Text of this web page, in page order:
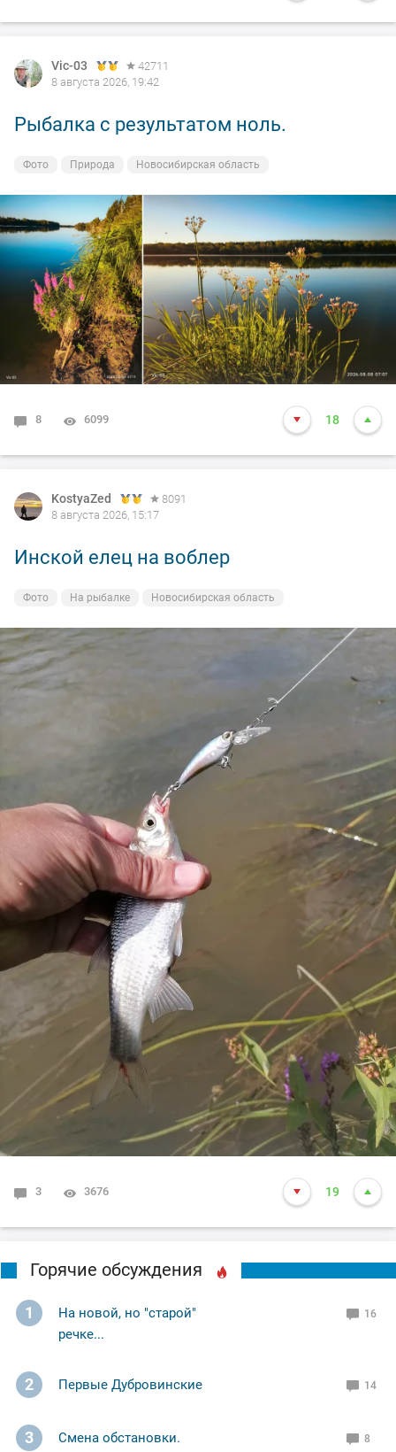
Vic-03
42711
8 августа 2026, 19:42
Рыбалка с результатом ноль.
Фото Природа Новосибирская область
8 6099 18
KostyaZed
8091
8 августа 2026, 15:17
Инской елец на воблер
Фото На рыбалке Новосибирская область
3 3676 19
Горячие обсуждения
1
На новой, но "старой"
речке...
16
2 Первые Дубровинские 14
3 Смена обстановки. 8